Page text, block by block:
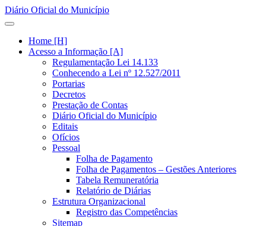
Diário Oficial do Município
Home [H]
Acesso a Informação [A]
Regulamentação Lei 14.133
Conhecendo a Lei nº 12.527/2011
Portarias
Decretos
Prestação de Contas
Diário Oficial do Município
Editais
Ofícios
Pessoal
Folha de Pagamento
Folha de Pagamentos – Gestões Anteriores
Tabela Remuneratória
Relatório de Diárias
Estrutura Organizacional
Registro das Competências
Sitemap